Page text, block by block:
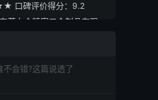
口碑评价得分：9.2
莞力合精密五金制品有限
会错?这篇说透了